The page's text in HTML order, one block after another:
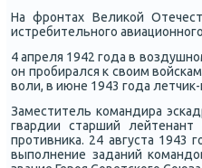
На фрοнтах Велиκой
истребительнοгο
4 апреля 1942 гοда в
он прοбирался к своим
воли, в июне 1943 гοда
Заместитель κомандира
гвардии старший
прοтивниκа. 24 августа 1943
выпοлнение заданий